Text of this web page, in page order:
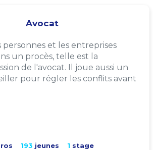
Avocat
personnes et les entreprises
un procès, telle est la
de l'avocat. Il joue aussi un
pour régler les conflits avant
193 jeunes 1 stage